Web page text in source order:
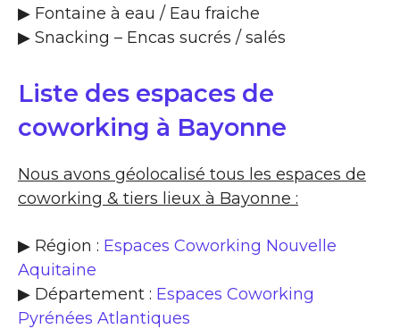
▶​ Fontaine à eau / Eau fraiche
▶​ Snacking – Encas sucrés / salés
Liste des espaces de
coworking à Bayonne
Nous avons géolocalisé tous les espaces de
coworking & tiers lieux à Bayonne :
▶ Région : Espaces Coworking Nouvelle
Aquitaine
▶ Département : Espaces Coworking
Pyrénées Atlantiques